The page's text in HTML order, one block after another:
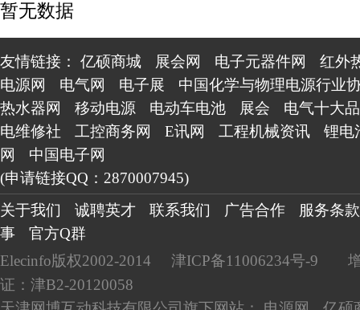
暂无数据
友情链接： 亿硕商城 展会网 电子元器件网
红外
电源网
电气网 电子展
中国化学与物理电源行业
热水器网
移动电源 电动车电池 展会
电气十大
电维修社
工控商务网 E讯网 工程机械资讯
锂电
网
中国电子网
(申请链接QQ：2870007945)
关于我们
诚聘英才 联系我们 广告合作
服务条款
事
官方Q群
Elecinfo版权2002-2014
津ICP备11006234号-9
证：津B2-20120058